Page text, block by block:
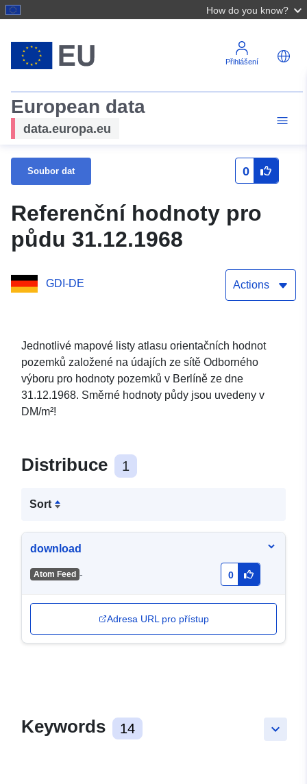
How do you know?
Přihlášení
European data
data.europa.eu
Soubor dat 0
Referenční hodnoty pro
půdu 31.12.1968
GDI-DE Actions
Jednotlivé mapové listy atlasu orientačních hodnot
pozemků založené na údajích ze sítě Odborného
výboru pro hodnoty pozemků v Berlíně ze dne
31.12.1968. Směrné hodnoty půdy jsou uvedeny v
DM/m²!
Distribuce 1
Sort
download
Atom Feed - 0
Adresa URL pro přístup
keyboard_arrow_down
Keywords 14